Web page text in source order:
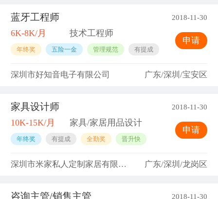
蓝牙工程师 2018-11-30
6K-8K/月 技术工程师
年终奖 五险一金 管理规范 有提成
申请
深圳市好知音电子有限公司 广东/深圳/宝安区
家具设计师 2018-11-30
10K-15K/月 家具/家居用品设计
年终奖 有提成 全勤奖 晋升快
申请
深圳市米家私人定制家居有限公司 广东/深圳/龙岗区
咨询主管/销售主管 2018-11-30